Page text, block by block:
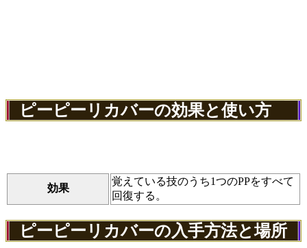
ピーピーリカバーの効果と使い方
効果
覚えている技のうち1つのPPをすべて
回復する。
ピーピーリカバーの入手方法と場所